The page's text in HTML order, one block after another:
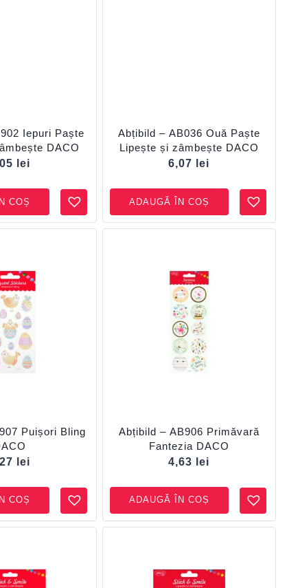
Iepuri Paște
DACO
lei
COȘ
Abțibild – AB036 Ouă Paște
Lipește și zâmbește DACO
6,07
lei
ADAUGĂ ÎN COȘ
Puișori Bling
lei
COȘ
Abțibild – AB906 Primăvară
Fantezia DACO
4,63
lei
ADAUGĂ ÎN COȘ